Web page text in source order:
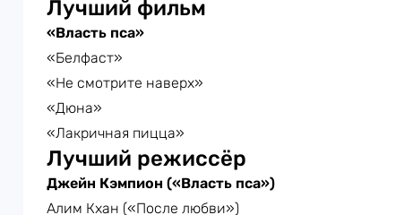
Лучший фильм
«Власть пса»
«Белфаст»
«Не смотрите наверх»
«Дюна»
«Лакричная пицца»
Лучший режиссёр
Джейн Кэмпион («Власть пса»)
Алим Кхан («После любви»)